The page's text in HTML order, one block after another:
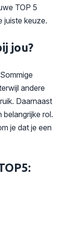
TOP 5
juiste keuze.
jou?
andere
Daarnaast
belangrijke rol.
je dat je een